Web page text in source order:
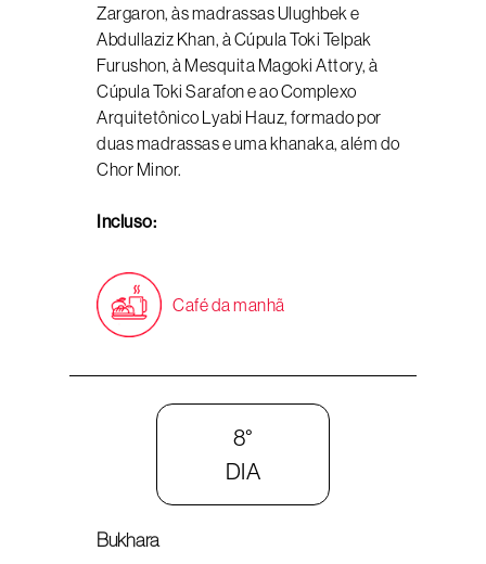
Zargaron, às madrassas Ulughbek e
Abdullaziz Khan, à Cúpula Toki Telpak
Furushon, à Mesquita Magoki Attory, à
Cúpula Toki Sarafon e ao Complexo
Arquitetônico Lyabi Hauz, formado por
duas madrassas e uma khanaka, além do
Chor Minor.
Incluso:
Café da manhã
8°
DIA
Bukhara